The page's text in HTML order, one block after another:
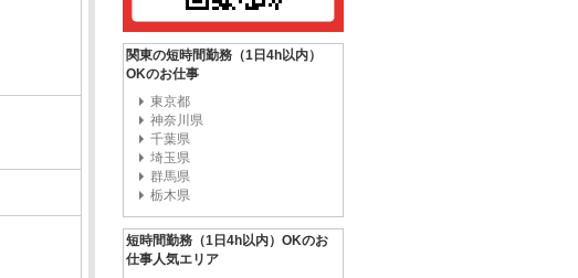
関東の短時間勤務（1日4h以内）
OKのお仕事
東京都
神奈川県
千葉県
埼玉県
群馬県
栃木県
短時間勤務（1日4h以内）OKのお
仕事人気エリア